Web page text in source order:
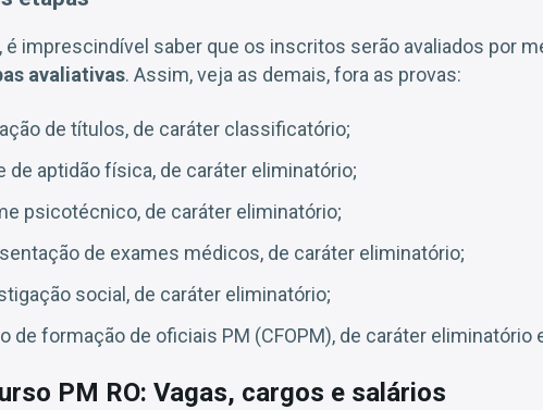
é imprescindível saber que os inscritos serão avaliados por
avaliativas. Assim, veja as demais, fora as provas:
de títulos, de caráter classificatório;
de aptidão física, de caráter eliminatório;
psicotécnico, de caráter eliminatório;
de exames médicos, de caráter eliminatório;
social, de caráter eliminatório;
de formação de oficiais PM (CFOPM), de caráter eliminatório
PM RO: Vagas, cargos e salários